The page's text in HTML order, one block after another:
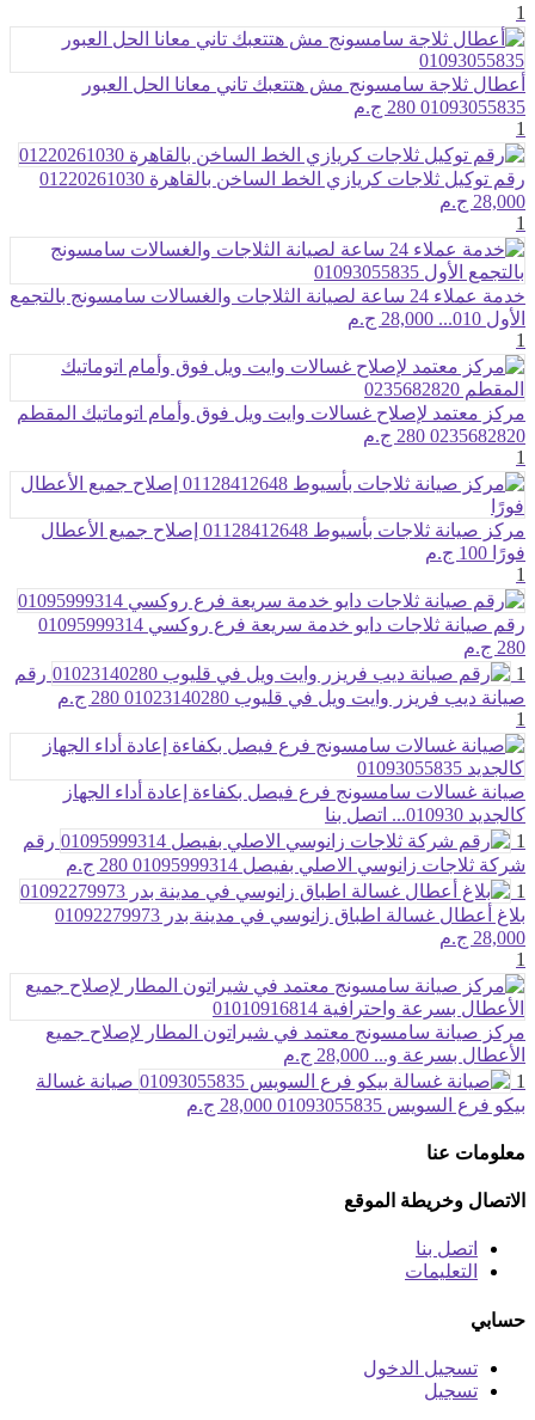
1
أعطال ثلاجة سامسونج مش هتتعبك تاني معانا الحل العبور
01093055835 280 ج.م
1
رقم توكيل ثلاجات كريازي الخط الساخن بالقاهرة 01220261030
28,000 ج.م
1
خدمة عملاء 24 ساعة لصيانة الثلاجات والغسالات سامسونج بالتجمع
الأول 010...
28,000 ج.م
1
مركز معتمد لإصلاح غسالات وايت ويل فوق وأمام اتوماتيك المقطم
0235682820 280 ج.م
1
مركز صيانة ثلاجات بأسيوط 01128412648 إصلاح جميع الأعطال
فورًا 100 ج.م
1
رقم صيانة ثلاجات دايو خدمة سريعة فرع روكسي 01095999314
280 ج.م
1
رقم
صيانة ديب فريزر وايت ويل في قليوب 01023140280
280 ج.م
1
صيانة غسالات سامسونج فرع فيصل بكفاءة إعادة أداء الجهاز
كالجديد 010930...
اتصل بنا
1
رقم
شركة ثلاجات زانوسي الاصلي بفيصل 01095999314
280 ج.م
1
بلاغ أعطال غسالة اطباق زانوسي في مدينة بدر 01092279973
28,000 ج.م
1
مركز صيانة سامسونج معتمد في شيراتون المطار لإصلاح جميع
الأعطال بسرعة و... 28,000 ج.م
1
صيانة غسالة
بيكو فرع السويس 01093055835
28,000 ج.م
معلومات عنا
الاتصال وخريطة الموقع
اتصل بنا
التعليمات
حسابي
تسجيل الدخول
تسجيل